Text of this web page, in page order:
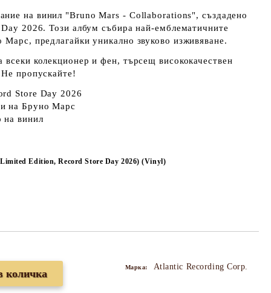
на винил "Bruno Mars - Collaborations", създадено
2026. Този албум събира най-емблематичните
предлагайки уникално звуково изживяване.
всеки колекционер и фен, търсещ висококачествен
пропускайте!
Store Day 2026
на Бруно Марс
на винил
Edition, Record Store Day 2026) (Vinyl)
Марка: Atlantic Recording Corp.